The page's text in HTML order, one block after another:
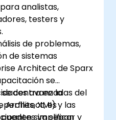
analistas,
testers y
de problemas,
de sistemas
Architect de Sparx
se
avanzadas del
XMI) y las
simplificar y
centra en la
Architect, es
ya sepan